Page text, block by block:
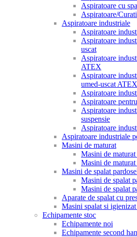
Aspiratoare cu
Aspiratoare/
Aspiratoare industriale
Aspiratoare
Aspiratoare
uscat
Aspiratoare
ATEX
Aspiratoare
umed-uscat ATEX
Aspiratoare
Aspiratoare
Aspiratoare
suspensie
Aspiratoare
Aspiratoare industriale
Masini de maturat
Masini de
Masini de
Masini de spalat
Masini de spalat
Masini de spalat
Aparate de spalat cu
Masini spalat si
Echipamente stoc
Echipamente noi
Echipamente second